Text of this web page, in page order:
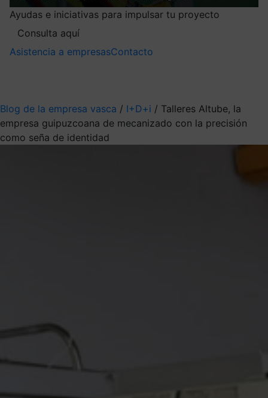
Ayudas e iniciativas para impulsar tu proyecto
Consulta aquí
Asistencia a empresasContacto
Blog de la empresa vasca / I+D+i / Talleres Altube, la
empresa guipuzcoana de mecanizado con la precisión
como seña de identidad